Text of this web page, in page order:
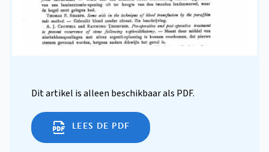
Dit artikel is alleen beschikbaar als PDF.
LEES DE PDF